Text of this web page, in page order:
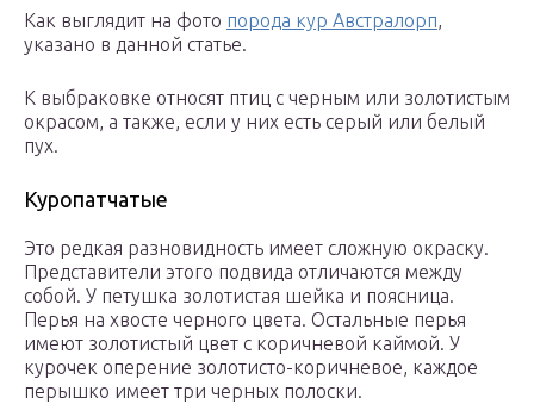
Как выглядит на фото порода кур Австралорп,
указано в данной статье.
К выбраковке относят птиц с черным или золотистым
окрасом, а также, если у них есть серый или белый
пух.
Куропатчатые
Это редкая разновидность имеет сложную окраску.
Представители этого подвида отличаются между
собой. У петушка золотистая шейка и поясница.
Перья на хвосте черного цвета. Остальные перья
имеют золотистый цвет с коричневой каймой. У
курочек оперение золотисто-коричневое, каждое
перышко имеет три черных полоски.